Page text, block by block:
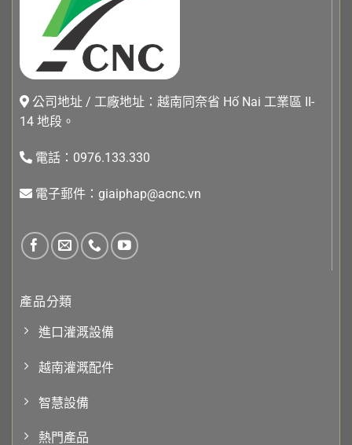
公司地址 / 工廠地址：越南同奈省 Hố Nai 工業區 II-
14 地段。
電話：0976.133.330
電子郵件：giaiphap@acnc.vn
產品分類
進口灌溉設備
越南灌溉配件
智慧設備
熱門產品